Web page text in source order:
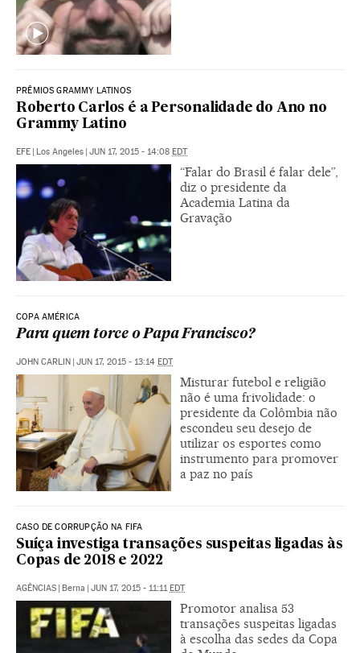
PRÊMIOS GRAMMY LATINOS
Roberto Carlos é a Personalidade do Ano no
Grammy Latino
EFE | Los Angeles | JUN 17, 2015 - 14:08 EDT
“Falar do Brasil é falar dele”,
diz o presidente da
Academia Latina da
Gravação
COPA AMÉRICA
Para quem torce o Papa Francisco?
JOHN CARLIN | JUN 17, 2015 - 13:14 EDT
Misturar futebol e religião
não é uma frivolidade: o
presidente da Colômbia não
escondeu seu desejo de
utilizar os esportes como
instrumento para promover
a paz no país
CASO DE CORRUPÇÃO NA FIFA
Suíça investiga transações suspeitas ligadas às
Copas de 2018 e 2022
AGÊNCIAS | Berna | JUN 17, 2015 - 11:11EDT
Promotor analisa 53
transações suspeitas ligadas
à escolha das sedes da Copa